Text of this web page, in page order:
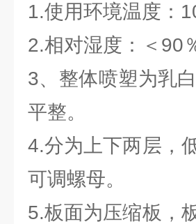
1.使用环境温度
2.相对湿度：＜90
3、整体喷塑为乳
平整。
4.分为上下两层，
可调螺母。
5.板面为压缩板，